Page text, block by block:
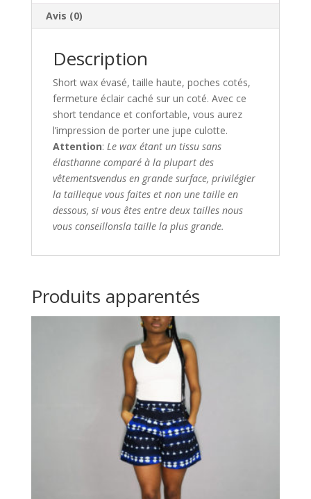
Avis (0)
Description
Short wax évasé, taille haute,​ poches cotés,
fermeture éclair caché ​sur un coté.​ Avec ce
short tendance et confortable, vous aurez
l’impression de porter une jupe culotte.
Attention: Le wax étant un tissu sans
élasthanne comparé à la plupart des
vêtementsvendus en grande surface, privilégier
la tailleque vous faites et non une taille en
dessous, si vous êtes entre deux tailles nous
vous conseillonsla taille la plus grande.
Produits apparentés